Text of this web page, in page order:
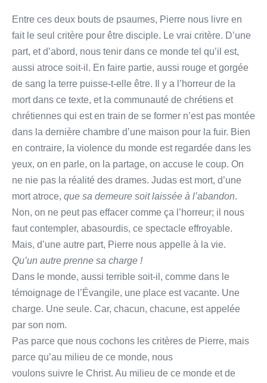
Entre ces deux bouts de psaumes, Pierre nous livre en
fait le seul critère pour être disciple. Le vrai critère. D’une
part, et d’abord, nous tenir dans ce monde tel qu’il est,
aussi atroce soit-il. En faire partie, aussi rouge et gorgée
de sang la terre puisse-t-elle être. Il y a l’horreur de la
mort dans ce texte, et la communauté de chrétiens et
chrétiennes qui est en train de se former n’est pas montée
dans la dernière chambre d’une maison pour la fuir. Bien
en contraire, la violence du monde est regardée dans les
yeux, on en parle, on la partage, on accuse le coup. On
ne nie pas la réalité des drames. Judas est mort, d’une
mort atroce, que sa demeure soit laissée à l’abandon.
Non, on ne peut pas effacer comme ça l’horreur; il nous
faut contempler, abasourdis, ce spectacle effroyable.
Mais, d’une autre part, Pierre nous appelle à la vie.
Qu’un autre prenne sa charge !
Dans le monde, aussi terrible soit-il, comme dans le
témoignage de l’Évangile, une place est vacante. Une
charge. Une seule. Car, chacun, chacune, est appelée
par son nom.
Pas parce que nous cochons les critères de Pierre, mais
parce qu’au milieu de ce monde, nous
voulons suivre le Christ. Au milieu de ce monde et de